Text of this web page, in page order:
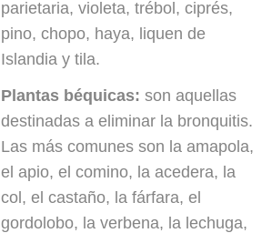
parietaria, violeta, trébol, ciprés,
pino, chopo, haya, liquen de
Islandia y tila.
Plantas béquicas: son aquellas
destinadas a eliminar la bronquitis.
Las más comunes son la amapola,
el apio, el comino, la acedera, la
col, el castaño, la fárfara, el
gordolobo, la verbena, la lechuga,